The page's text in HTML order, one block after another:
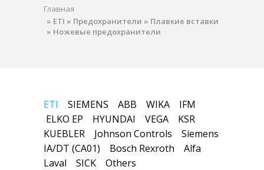
Главная
» ETI » Предохранители » Плавкие вставки
» Ножевые предохранители
ETI SIEMENS ABB WIKA
IFM
ELKO EP
HYUNDAI VEGA
KSR
KUEBLER
Johnson Controls
Siemens
IA/DT (CA01)
Bosch Rexroth
Alfa
Laval
SICK Others